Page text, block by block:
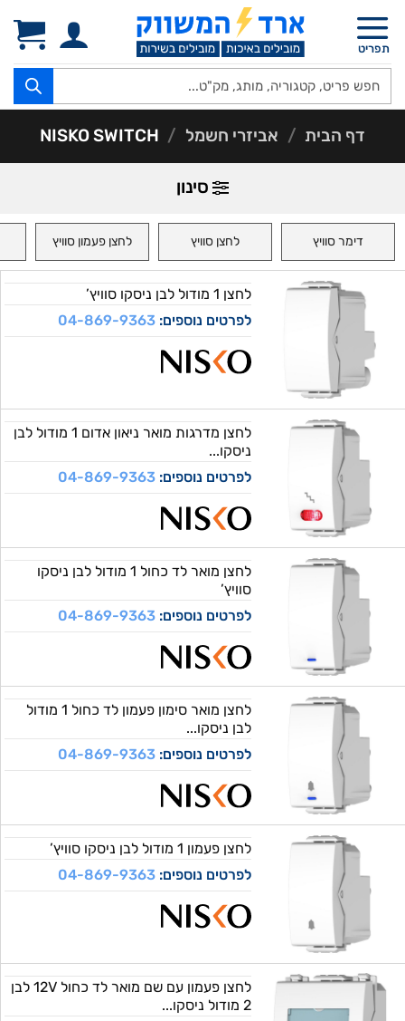
content
תפריט
Products
search
דף הבית / אביזרי חשמל /
NISKO SWITCH
סינון
דימר סוויץ לחצן סוויץ לחצן פעמון סוויץ
לחצן 1 מודול לבן ניסקו סוויץ’
לפרטים נוספים:04-869-9363
לחצן מדרגות מואר ניאון אדום 1 מודול לבן
ניסקו...
לפרטים נוספים:04-869-9363
לחצן מואר לד כחול 1 מודול לבן ניסקו
סוויץ’
לפרטים נוספים:04-869-9363
לחצן מואר סימון פעמון לד כחול 1 מודול
לבן ניסקו...
לפרטים נוספים:04-869-9363
לחצן פעמון 1 מודול לבן ניסקו סוויץ’
לפרטים נוספים:04-869-9363
לחצן פעמון עם שם מואר לד כחול 12V לבן
2 מודול ניסקו...